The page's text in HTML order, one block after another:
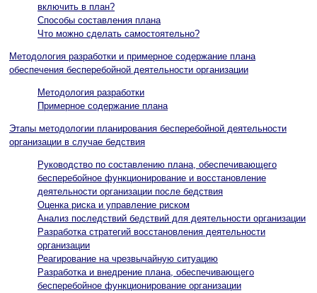
включить в план?
Способы составления плана
Что можно сделать самостоятельно?
Методология разработки и примерное содержание плана
обеспечения бесперебойной деятельности организации
Методология разработки
Примерное содержание плана
Этапы методологии планирования бесперебойной деятельности
организации в случае бедствия
Руководство по составлению плана, обеспечивающего
бесперебойное функционирование и восстановление
деятельности организации после бедствия
Оценка риска и управление риском
Анализ последствий бедствий для деятельности организации
Разработка стратегий восстановления деятельности
организации
Реагирование на чрезвычайную ситуацию
Разработка и внедрение плана, обеспечивающего
бесперебойное функционирование организации